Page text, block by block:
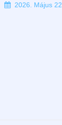
2026. Május 22.